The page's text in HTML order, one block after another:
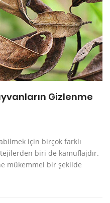
Gizlenme
için birçok farklı
biri de kamuflajdır.
mükemmel bir şekilde